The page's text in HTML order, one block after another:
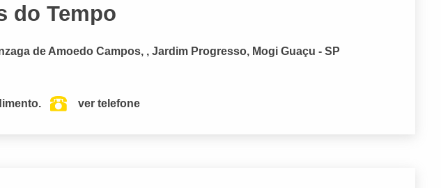
do Tempo
de Amoedo Campos, , Jardim Progresso, Mogi Guaçu - SP
ver telefone